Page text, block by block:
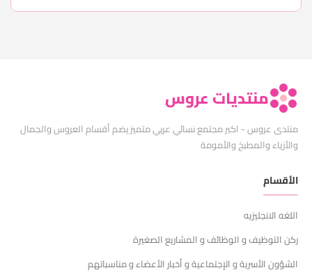
منتديات عروس
منتدى عروس - اكبر مجتمع نسائي عربي متميز يضم أقسام العروس والجمال
والأزياء والمطبخ والأمومة
الأقسام
اللغه الانجليزيه
ركن التوظيف و الوظائف و المشاريع الصغيرة
الشؤون الأسرية و الإجتماعية و أخبار الأعضاء و مناسباتهم